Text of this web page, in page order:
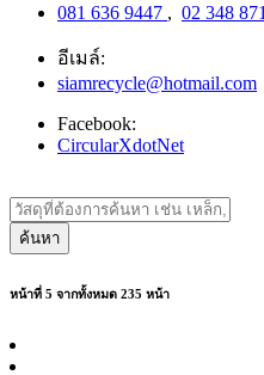
081 636 9447 , 02 348
อีเมล์:
siamrecycle@hotmail.com
Facebook:
CircularXdotNet
ค้นหา
หน้าที่ 5 จากทั้งหมด 235 หน้า